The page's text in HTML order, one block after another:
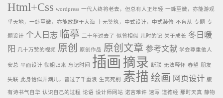
Html+Css wordpress 一代人终将老去，但总有人正年轻 一蜂至微，亦能游观
乎天地，一虲至微，亦能放肆于大海 上元鉴筑，中式设计，中式装修 不盲从 专题 专
题设计 个人日志 临摹 二十年过去了 似曾相似 儿时的记 关于成长 冬日暖
阳
几十万赞的视频 原创 原创作品 原创文章 参考文献 学会尊重他人
安总 平面设计 御姐归来 忘记时间 插画 摘录 断联 无法释怀 春望 朋友
失联 此身恰似弄潮儿，曾过了千重浪 生离死别 素描 绘画 网页设计 腹
有诗书气自华 认识自己的过程 论语 设计师网站 诺言难许 速写 道德经 那时天真 静物